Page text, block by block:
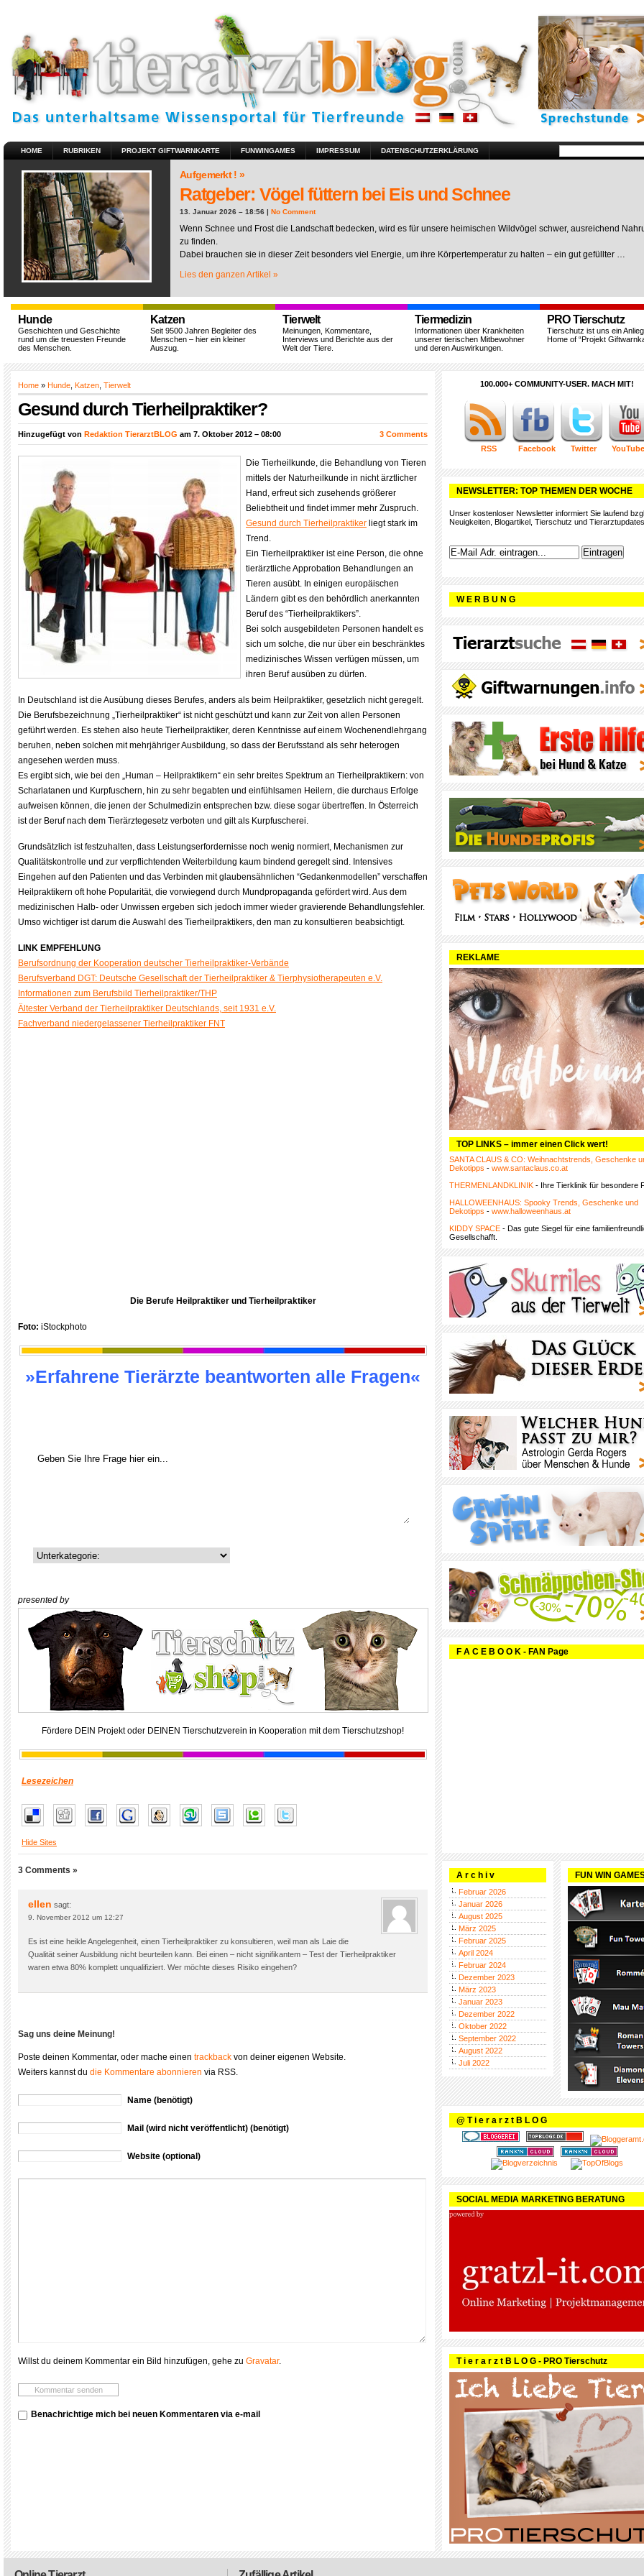
HOME RUBRIKEN PROJEKT GIFTWARNKARTE FUNWINGAMES IMPRESSUM DATENSCHUTZERKLÄRUNG
Aufgemerkt ! »
Ratgeber: Vögel füttern bei Eis und Schnee
13. Januar 2026 – 18:56 | No Comment
Wenn Schnee und Frost die Landschaft bedecken, wird es für unsere heimischen Wildvögel schwer, ausreichend
zu finden.
Dabei brauchen sie in dieser Zeit besonders viel Energie, um ihre Körpertemperatur zu halten – ein gut gefüllter …
Lies den ganzen Artikel »
Hunde
Geschichten und Geschichte
rund um die treuesten Freunde
des Menschen.
Katzen
Seit 9500 Jahren Begleiter des
Menschen – hier ein kleiner
Auszug.
Tierwelt
Meinungen, Kommentare,
Interviews und Berichte aus der
Welt der Tiere.
Tiermedizin
Informationen über Krankheiten
unserer tierischen Mitbewohner
und deren Auswirkungen.
PRO Tierschutz
Tierschutz ist uns ein
Home of “Projekt
Home » Hunde Katzen Tierwelt
Gesund durch Tierheilpraktiker?
Hinzugefügt von Redaktion TierarztBLOG am 7. Oktober 2012 – 08:00 3 Comments
Die Tierheilkunde, die Behandlung von Tieren
mittels der Naturheilkunde in nicht ärztlicher
Hand, erfreut sich zusehends größerer
Beliebtheit und findet immer mehr Zuspruch.
Gesund durch Tierheilpraktiker liegt stark im
Trend.
Ein Tierheilpraktiker ist eine Person, die ohne
tierärztliche Approbation Behandlungen an
Tieren ausübt. In einigen europäischen
Ländern gibt es den behördlich anerkannten
Beruf des “Tierheilpraktikers”.
Bei solch ausgebildeten Personen handelt es
sich um solche, die nur über ein beschränktes
medizinisches Wissen verfügen müssen, um
ihren Beruf ausüben zu dürfen.
In Deutschland ist die Ausübung dieses Berufes, anders als beim Heilpraktiker, gesetzlich nicht geregelt.
Die Berufsbezeichnung „Tierheilpraktiker“ ist nicht geschützt und kann zur Zeit von allen Personen
geführt werden. Es stehen also heute Tierheilpraktiker, deren Kenntnisse auf einem Wochenendlehrgang
beruhen, neben solchen mit mehrjähriger Ausbildung, so dass der Berufsstand als sehr heterogen
angesehen werden muss.
Es ergibt sich, wie bei den „Human – Heilpraktikern“ ein sehr breites Spektrum an Tierheilpraktikern: von
Scharlatanen und Kurpfuschern, hin zu sehr begabten und einfühlsamen Heilern, die durchaus Erfolge
aufweisen können, die jenen der Schulmedizin entsprechen bzw. diese sogar übertreffen. In Österreich
ist der Beruf nach dem Tierärztegesetz verboten und gilt als Kurpfuscherei.
Grundsätzlich ist festzuhalten, dass Leistungserfordernisse noch wenig normiert, Mechanismen zur
Qualitätskontrolle und zur verpflichtenden Weiterbildung kaum bindend geregelt sind. Intensives
Eingehen auf den Patienten und das Verbinden mit glaubensähnlichen “Gedankenmodellen” verschaffen
Heilpraktikern oft hohe Popularität, die vorwiegend durch Mundpropaganda gefördert wird. Aus dem
medizinischen Halb- oder Unwissen ergeben sich jedoch immer wieder gravierende Behandlungsfehler.
Umso wichtiger ist darum die Auswahl des Tierheilpraktikers, den man zu konsultieren beabsichtigt.
LINK EMPFEHLUNG
Berufsordnung der Kooperation deutscher Tierheilpraktiker-Verbände
Berufsverband DGT: Deutsche Gesellschaft der Tierheilpraktiker & Tierphysiotherapeuten e.V.
Informationen zum Berufsbild Tierheilpraktiker/THP
Ältester Verband der Tierheilpraktiker Deutschlands, seit 1931 e.V.
Fachverband niedergelassener Tierheilpraktiker FNT
Die Berufe Heilpraktiker und Tierheilpraktiker
Foto: iStockphoto
»Erfahrene Tierärzte beantworten alle Fragen«
presented by
Fördere DEIN Projekt oder DEINEN Tierschutzverein in Kooperation mit dem Tierschutzshop!
Lesezeichen
Hide Sites
3 Comments »
ellen sagt:
9. November 2012 um 12:27
Es ist eine heikle Angelegenheit, einen Tierheilpraktiker zu konsultieren, weil man als Laie die
Qualität seiner Ausbildung nicht beurteilen kann. Bei einen – nicht signifikantem – Test der Tierheilpraktiker
waren etwa 80% komplett unqualifiziert. Wer möchte dieses Risiko eingehen?
Sag uns deine Meinung!
Poste deinen Kommentar, oder mache einen trackback von deiner eigenen Website.
Weiters kannst du die Kommentare abonnieren via RSS.
Name (benötigt)
Mail (wird nicht veröffentlicht) (benötigt)
Website (optional)
Willst du deinem Kommentar ein Bild hinzufügen, gehe zu Gravatar.
Benachrichtige mich bei neuen Kommentaren via e-mail
100.000+ COMMUNITY-USER. MACH MIT!
RSS Facebook Twitter YouTube
NEWSLETTER: TOP THEMEN DER WOCHE
Unser kostenloser Newsletter informiert Sie laufend
Neuigkeiten, Blogartikel, Tierschutz und
W E R B U N G
REKLAME
TOP LINKS – immer einen Click wert!
SANTA CLAUS & CO: Weihnachtstrends, Geschenke
Dekotipps - www.santaclaus.co.at
THERMENLANDKLINIK - Ihre Tierklinik für besondere
HALLOWEENHAUS: Spooky Trends, Geschenke und
Dekotipps - www.halloweenhaus.at
KIDDY SPACE - Das gute Siegel für eine
Gesellschafft.
F A C E B O O K - FAN Page
A r c h i v
Februar 2026
Januar 2026
August 2025
März 2025
Februar 2025
April 2024
Februar 2024
Dezember 2023
März 2023
Januar 2023
Dezember 2022
Oktober 2022
September 2022
August 2022
Juli 2022
FUN WIN
@ T i e r a r z t B L O G
SOCIAL MEDIA MARKETING BERATUNG
T i e r a r z t B L O G - PRO Tierschutz